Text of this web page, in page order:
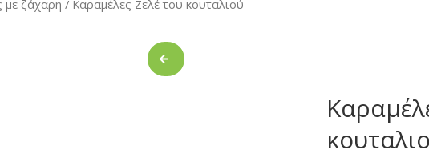
με ζάχαρη / Καραμέλες Ζελέ του κουταλιού